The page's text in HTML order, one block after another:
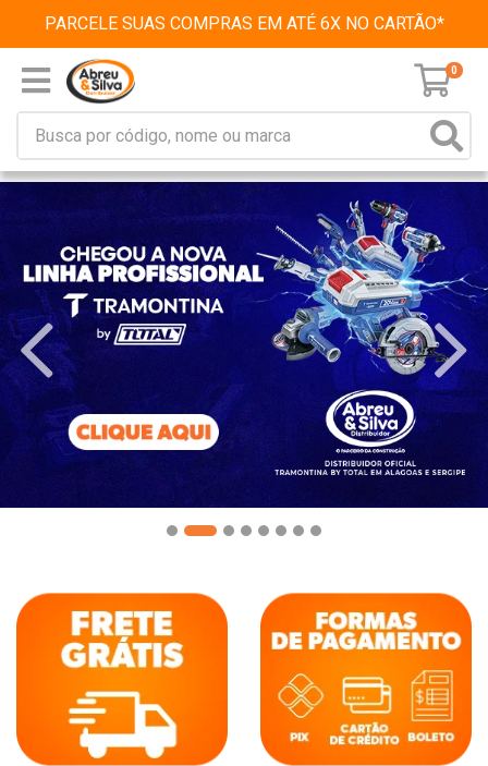
PARCELE SUAS COMPRAS EM ATÉ 6X NO CARTÃO*
0